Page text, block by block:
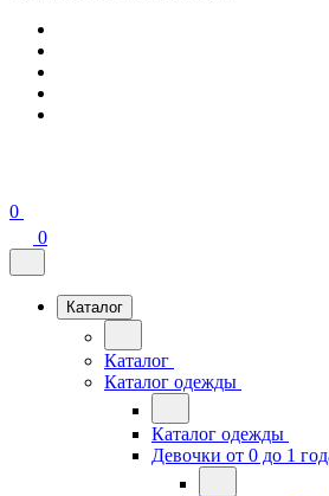
0
0
Каталог
Каталог
Каталог одежды
Каталог одежды
Девочки от 0 до 1